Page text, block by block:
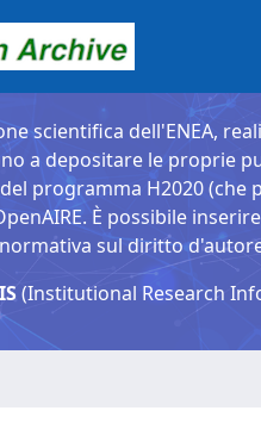
scientifica dell'ENEA,
a depositare le
programma H2020
È possibile
sul diritto
(Institutional Research